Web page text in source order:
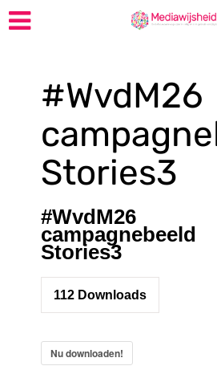
#WvdM26
Stories3
#WvdM26
campagnebeeld
Stories3
112 Downloads
Nu downloaden!